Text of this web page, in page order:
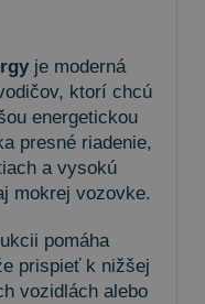
je moderná
ktorí chcú
energetickou
presné riadenie,
a vysokú
mokrej vozovke.
pomáha
prispieť k nižšej
vozidlách alebo